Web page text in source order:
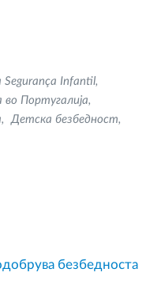
Segurança Infantil
Португалија
Детска безбедност
безбедноста